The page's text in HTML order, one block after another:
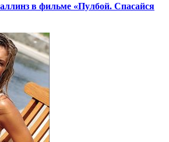
в фильме «Пулбой. Спасайся